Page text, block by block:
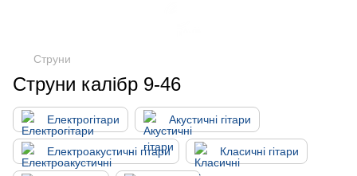
Струни
Струни калібр 9-46
Електрогітари Акустичні гітари
Електроакустичні гітари Класичні гітари